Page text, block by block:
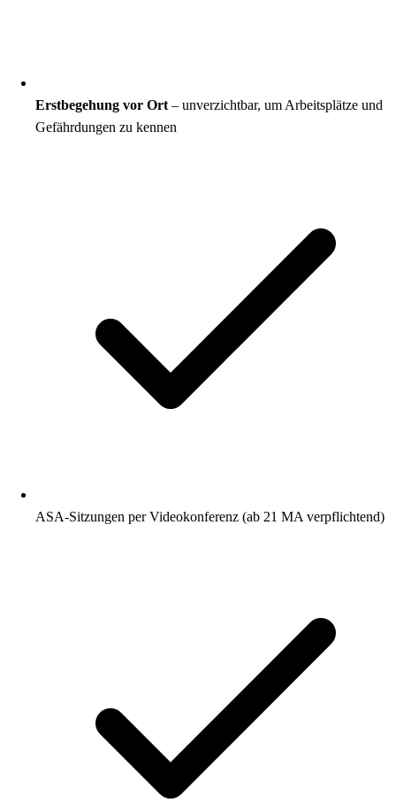
Erstbegehung vor Ort – unverzichtbar, um Arbeitsplätze und
Gefährdungen zu kennen
ASA-Sitzungen per Videokonferenz (ab 21 MA verpflichtend)